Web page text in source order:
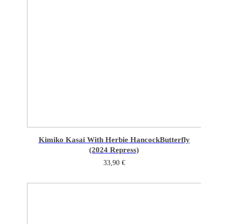
Kimiko Kasai With Herbie HancockButterfly
(2024 Repress)
33,90 €